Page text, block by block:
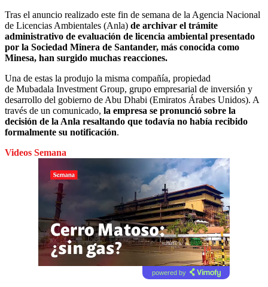
Tras el anuncio realizado este fin de semana de la Agencia Nacional
de Licencias Ambientales (Anla) de archivar el trámite
administrativo de evaluación de licencia ambiental presentado
por la Sociedad Minera de Santander, más conocida como
Minesa, han surgido muchas reacciones.
Una de estas la produjo la misma compañía, propiedad
de Mubadala Investment Group, grupo empresarial de inversión y
desarrollo del gobierno de Abu Dhabi (Emiratos Árabes Unidos). A
través de un comunicado, la empresa se pronunció sobre la
decisión de la Anla resaltando que todavía no había recibido
formalmente su notificación.
Videos Semana
powered by